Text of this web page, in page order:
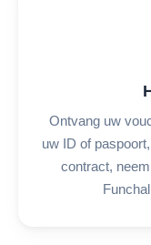
Ontvang uw
uw ID of
contract,